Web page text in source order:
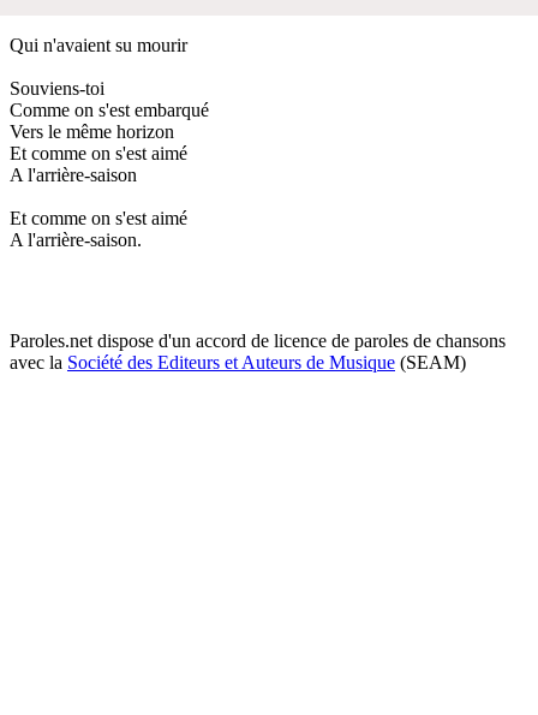
Qui n'avaient su mourir
Souviens-toi
Comme on s'est embarqué
Vers le même horizon
Et comme on s'est aimé
A l'arrière-saison
Et comme on s'est aimé
A l'arrière-saison.
Paroles.net dispose d'un accord de licence de paroles de chansons
avec la Société des Editeurs et Auteurs de Musique (SEAM)